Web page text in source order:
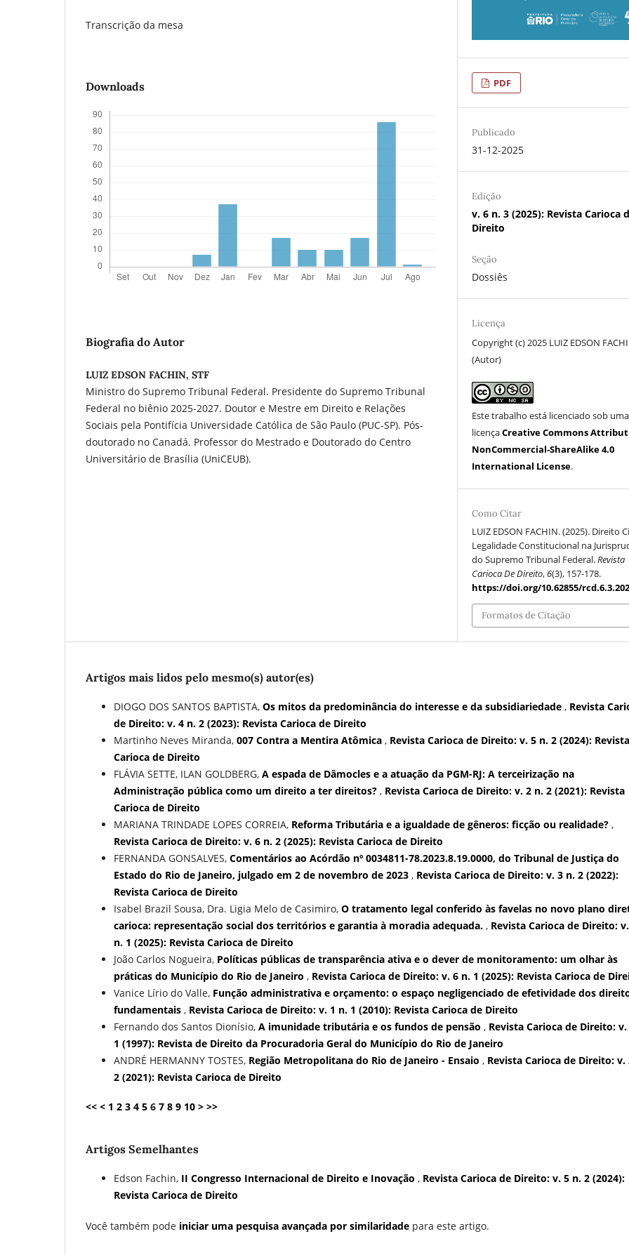
Transcrição da mesa
Downloads
Biografia do Autor
LUIZ EDSON FACHIN, STF
Ministro do Supremo Tribunal Federal. Presidente do Supremo Tribunal
Federal no biênio 2025-2027. Doutor e Mestre em Direito e Relações
Sociais pela Pontifícia Universidade Católica de São Paulo (PUC-SP). Pós-
doutorado no Canadá. Professor do Mestrado e Doutorado do Centro
Universitário de Brasília (UniCEUB).
PDF
Publicado
31-12-2025
Edição
v. 6 n. 3 (2025): Revista Carioca
Direito
Seção
Dossiês
Licença
Copyright (c) 2025 LUIZ EDSON
(Autor)
Este trabalho está licenciado sob uma
licençaCreative Commons
NonCommercial-ShareAlike 4.0
International License.
Como Citar
LUIZ EDSON FACHIN. (2025). Direito
Legalidade Constitucional na
do Supremo Tribunal Federal.Revista
Carioca De Direito,6(3), 157-178.
https://doi.org/10.62855/
Formatos de Citação
Artigos mais lidos pelo mesmo(s) autor(es)
DIOGO DOS SANTOS BAPTISTA, Os mitos da predominância do interesse e da subsidiariedade , Revista
de Direito: v. 4 n. 2 (2023): Revista Carioca de Direito
Martinho Neves Miranda, 007 Contra a Mentira Atômica , Revista Carioca de Direito: v. 5 n. 2 (2024): Revista
Carioca de Direito
FLÁVIA SETTE, ILAN GOLDBERG, A espada de Dâmocles e a atuação da PGM-RJ: A terceirização na
Administração pública como um direito a ter direitos? , Revista Carioca de Direito: v. 2 n. 2 (2021): Revista
Carioca de Direito
MARIANA TRINDADE LOPES CORREIA, Reforma Tributária e a igualdade de gêneros: ficção ou realidade? ,
Revista Carioca de Direito: v. 6 n. 2 (2025): Revista Carioca de Direito
FERNANDA GONSALVES, Comentários ao Acórdão nº 0034811-78.2023.8.19.0000, do Tribunal de Justiça do
Estado do Rio de Janeiro, julgado em 2 de novembro de 2023 , Revista Carioca de Direito: v. 3 n. 2 (2022):
Revista Carioca de Direito
Isabel Brazil Sousa, Dra. Ligia Melo de Casimiro, O tratamento legal conferido às favelas no novo plano
carioca: representação social dos territórios e garantia à moradia adequada. , Revista Carioca de Direito:
n. 1 (2025): Revista Carioca de Direito
João Carlos Nogueira, Políticas públicas de transparência ativa e o dever de monitoramento: um olhar às
práticas do Município do Rio de Janeiro , Revista Carioca de Direito: v. 6 n. 1 (2025): Revista Carioca de
Vanice Lírio do Valle, Função administrativa e orçamento: o espaço negligenciado de efetividade dos
fundamentais , Revista Carioca de Direito: v. 1 n. 1 (2010): Revista Carioca de Direito
Fernando dos Santos Dionísio, A imunidade tributária e os fundos de pensão , Revista Carioca de Direito:
1 (1997): Revista de Direito da Procuradoria Geral do Município do Rio de Janeiro
ANDRÉ HERMANNY TOSTES, Região Metropolitana do Rio de Janeiro - Ensaio , Revista Carioca de Direito: v.
2 (2021): Revista Carioca de Direito
<< < 1 2 3 4 5 6 7 8 9 10 > >>
Artigos Semelhantes
Edson Fachin, II Congresso Internacional de Direito e Inovação , Revista Carioca de Direito: v. 5 n. 2 (2024):
Revista Carioca de Direito
Você também pode iniciar uma pesquisa avançada por similaridade para este artigo.